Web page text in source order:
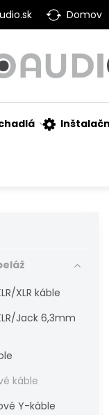
Domov
XLR káble
Jack 6,3mm
káble
Y-káble